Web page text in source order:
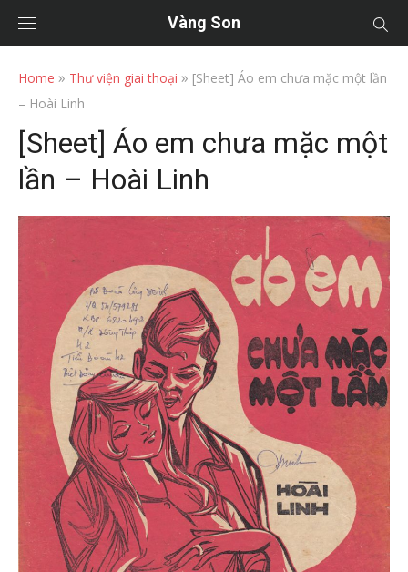
Vàng Son
Home » Thư viện giai thoại » [Sheet] Áo em chưa mặc một lần
– Hoài Linh
[Sheet] Áo em chưa mặc một
lần – Hoài Linh